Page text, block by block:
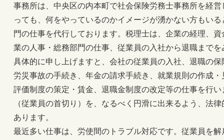
事務所は、中央区の内本町で社会保険労務士事務所を経
っても、何をやっているのかイメージが湧かない方もい
門の仕事を代行しております。税理士は、企業の経理、
業の人事・総務部門の仕事、従業員の入社から退職までを
具体的に申し上げますと、会社の従業員の入社、退職の
労災事故の手続き、年金の請求手続き、就業規則の作成
評価制度の策定・賃金、退職金制度の改定等の仕事を行
（従業員の首切り）を、なるべく円滑に出来るよう、法
あります。
最近多い仕事は、労使間のトラブル対応です。従業員を